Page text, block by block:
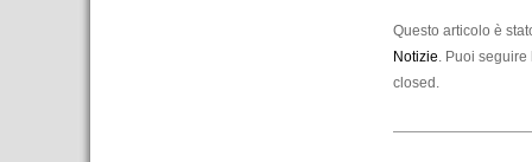
Questo articolo è
Notizie. Puoi
closed.